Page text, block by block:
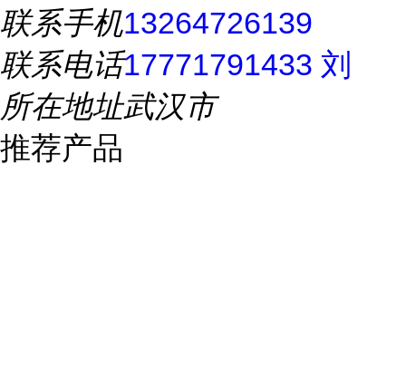
联系手机13264726139
联系电话17771791433 刘
所在地址武汉市
推荐产品